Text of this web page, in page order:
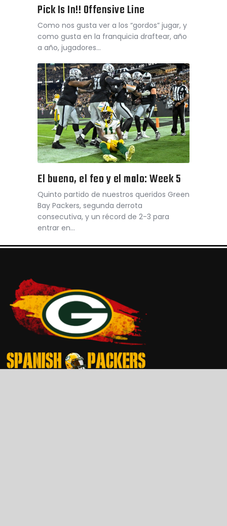
Pick Is In!! Offensive Line
Como nos gusta ver a los “gordos” jugar, y
como gusta en la franquicia draftear, año
a año, jugadores…
El bueno, el feo y el malo: Week 5
Quinto partido de nuestros queridos Green
Bay Packers, segunda derrota
consecutiva, y un récord de 2-3 para
entrar en…